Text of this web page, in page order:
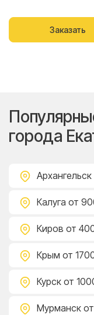
Заказать
города
Архангельск
Калуга от
Киров от
Крым от
Курск от
Мурманск